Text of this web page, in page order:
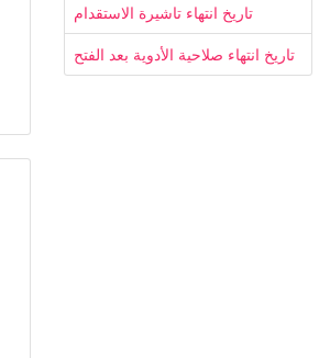
تاريخ انتهاء تاشيرة الاستقدام
تاريخ انتهاء صلاحية الأدوية بعد الفتح